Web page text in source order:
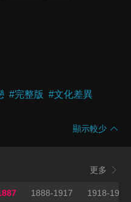
#完整版 #文化差異
顯示較少
更多
1888-1917 1918-1947